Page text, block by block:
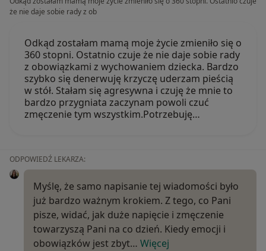
że nie daje sobie rady z ob
Odkąd zostałam mamą moje życie zmieniło się o
360 stopni. Ostatnio czuje że nie daje sobie rady
z obowiązkami z wychowaniem dziecka. Bardzo
szybko się denerwuję krzyczę uderzam pieścią
w stół. Stałam się agresywna i czuję że mnie to
bardzo przygniata zaczynam powoli czuć
zmęczenie tym wszystkim.Potrzebuję…
ODPOWIEDŹ LEKARZA:
Myślę, że samo napisanie tej wiadomości było
już bardzo ważnym krokiem. Z tego, co Pani
pisze, widać, jak duże napięcie i zmęczenie
towarzyszą Pani na co dzień. Kiedy emocji i
obowiązków jest zbyt… Więcej